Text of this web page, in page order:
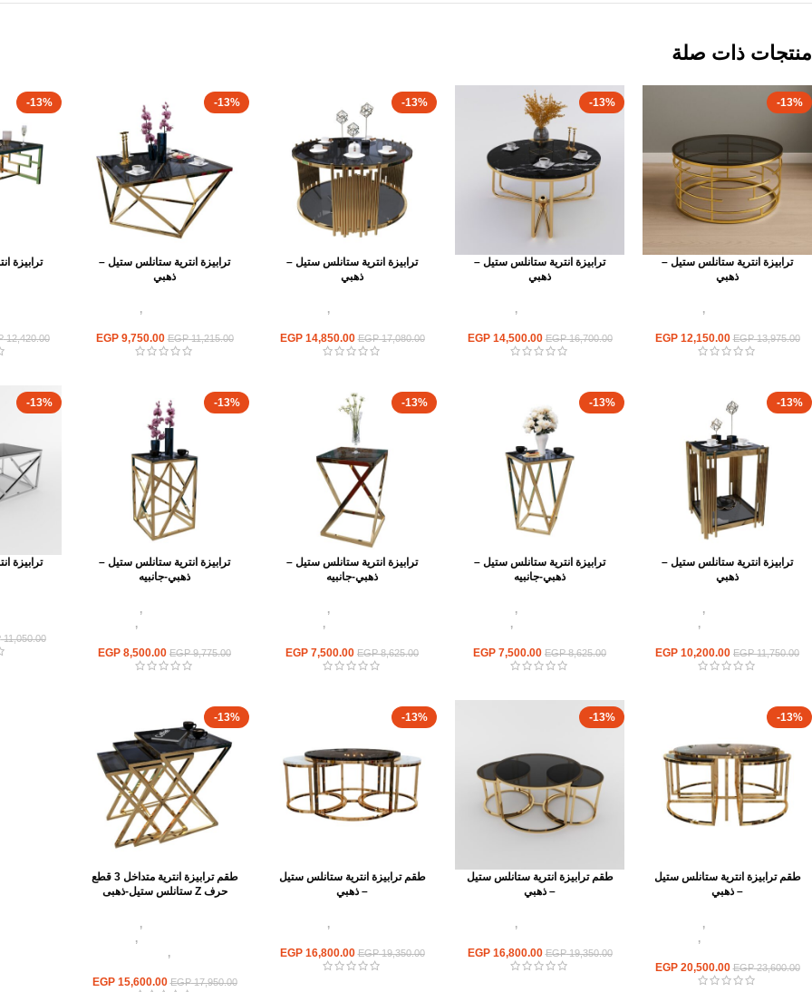
منتجات ذات صلة
-13%
ترابيزة انترية ستانلس ستيل –
ذهبي
اثاث استانلس ستيل,
EGP13,975.00
EGP12,150.00
-13%
ترابيزة انترية ستانلس ستيل –
ذهبي
اثاث استانلس ستيل,
EGP16,700.00
EGP14,500.00
-13%
ترابيزة انترية ستانلس ستيل –
ذهبي
اثاث استانلس ستيل,
EGP17,080.00
EGP14,850.00
-13%
ترابيزة انترية ستانلس ستيل –
ذهبي
اثاث استانلس ستيل,
EGP11,215.00
EGP9,750.00
-13%
ترابيزة
12,420.00
-13%
ترابيزة انترية ستانلس ستيل –
ذهبي
اثاث استانلس ستيل,
انتريه استانلس مودرن,
EGP11,750.00
EGP 10,200.00
-13%
ترابيزة انترية ستانلس ستيل –
ذهبي-جانبيه
اثاث استانلس ستيل,
انتريه استانلس مودرن,
EGP8,625.00
EGP 7,500.00
-13%
ترابيزة انترية ستانلس ستيل –
ذهبي-جانبيه
اثاث استانلس ستيل,
انتريه استانلس مودرن,
EGP8,625.00
EGP 7,500.00
-13%
ترابيزة انترية ستانلس ستيل –
ذهبي-جانبيه
اثاث استانلس ستيل,
انتريه استانلس مودرن,
EGP9,775.00
EGP 8,500.00
-13%
ترابيزة
11,050.00
-13%
طقم ترابيزة انترية ستانلس ستيل
– ذهبي
اثاث استانلس ستيل,
انتريه استانلس مودرن,
EGP23,600.00
EGP20,500.00
-13%
طقم ترابيزة انترية ستانلس ستيل
– ذهبي
اثاث استانلس ستيل,
EGP19,350.00
EGP16,800.00
-13%
طقم ترابيزة انترية ستانلس ستيل
– ذهبي
اثاث استانلس ستيل,
EGP19,350.00
EGP16,800.00
-13%
طقم ترابيزة انترية متداخل 3 قطع
حرف Z ستانلس ستيل-ذهبى
اثاث استانلس ستيل,
انتريه استانلس مودرن,
جانبيه استانلس,
EGP17,950.00
EGP15,600.00